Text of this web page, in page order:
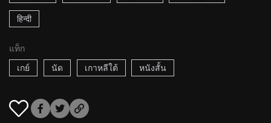
हिन्दी
แท็ก
เกย์
นัด เกาหลีใต้ หนังสั้น